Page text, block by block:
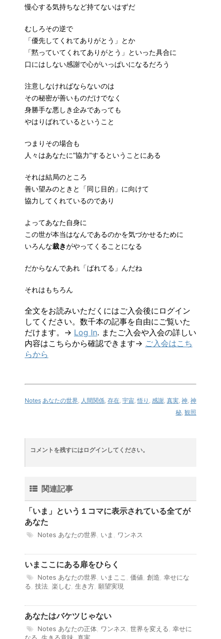
慢心する気持ちなど持てないはずだ
むしろその逆で
「優先してくれてありがとう」とか
「黙っていてくれてありがとう」といった具合に
口にはしない感謝で心がいっぱいになるだろう
注意しなければならないのは
その秘密が善いものだけでなく
身勝手な悪しき企みであっても
やはりばれているということ
つまりその場合も
人々はあなたに”協力”するということにある
それは結局のところ
善い望みのときと「同じ目的」に向けて
協力してくれているのであり
よってあなた自身に
この世が本当はなんであるのかを気づかせるために
いろんな裁きがやってくることになる
だからなんであれ「ばれてる」んだね
それはもちろん
全文をお読みいただくにはご入会後にログイン
してください。数千本の記事を自由にご覧いた
だけます。→ Log In. またご入会や入会の詳しい
内容はこちらから確認できます→ ご入会はこち
らから
Notes あなたの世界, 人間関係, 存在, 宇宙,悟り , 感謝, 真実, 神, 神
秘, 観照
コメントを残すにはログインしてください。
関連記事
「いま」という１コマに表示されている全てが
あなた
Notes あなたの世界 いま ワンネス
いまここにある扉をひらく
Notes あなたの世界 いまここ 価値 創造 幸せにな
る 技法 楽しむ 生き方 願望実現
あなたはバケツじゃない
Notes あなたの正体 ワンネス 世界を変える 幸せに